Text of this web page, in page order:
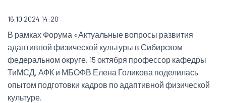
16.10.2024 14:20
В рамках Форума «Актуальные вопросы развития
адаптивной физической культуры в Сибирском
федеральном округе, 15 октября профессор кафедры
ТиМСД, АФК и МБОФВ Елена Голикова поделилась
опытом подготовки кадров по адаптивной физической
культуре.